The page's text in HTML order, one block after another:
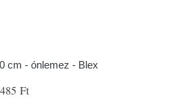
cm - ónlemez - Blex
Ft